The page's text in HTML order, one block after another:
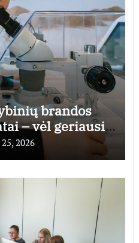
brandos
– vėl geriausi
2026